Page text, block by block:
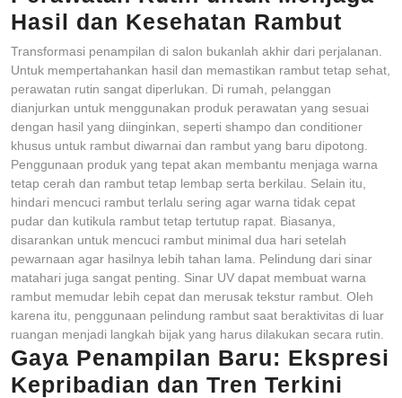
Hasil dan Kesehatan Rambut
Transformasi penampilan di salon bukanlah akhir dari perjalanan.
Untuk mempertahankan hasil dan memastikan rambut tetap sehat,
perawatan rutin sangat diperlukan. Di rumah, pelanggan
dianjurkan untuk menggunakan produk perawatan yang sesuai
dengan hasil yang diinginkan, seperti shampo dan conditioner
khusus untuk rambut diwarnai dan rambut yang baru dipotong.
Penggunaan produk yang tepat akan membantu menjaga warna
tetap cerah dan rambut tetap lembap serta berkilau. Selain itu,
hindari mencuci rambut terlalu sering agar warna tidak cepat
pudar dan kutikula rambut tetap tertutup rapat. Biasanya,
disarankan untuk mencuci rambut minimal dua hari setelah
pewarnaan agar hasilnya lebih tahan lama. Pelindung dari sinar
matahari juga sangat penting. Sinar UV dapat membuat warna
rambut memudar lebih cepat dan merusak tekstur rambut. Oleh
karena itu, penggunaan pelindung rambut saat beraktivitas di luar
ruangan menjadi langkah bijak yang harus dilakukan secara rutin.
Gaya Penampilan Baru: Ekspresi
Kepribadian dan Tren Terkini